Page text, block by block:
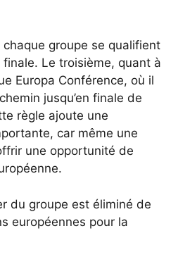
groupe se qualifient
Le troisième, quant à
Europa Conférence, où il
jusqu’en finale de
règle ajoute une
car même une
une opportunité de
du groupe est éliminé de
européennes pour la